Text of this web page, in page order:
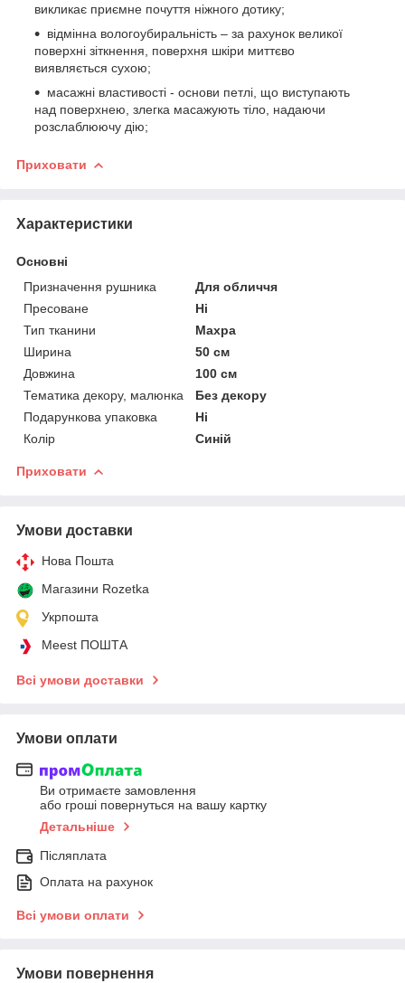
викликає приємне почуття ніжного дотику;
відмінна вологоубиральність – за рахунок великої
поверхні зіткнення, поверхня шкіри миттєво
виявляється сухою;
масажні властивості - основи петлі, що виступають
над поверхнею, злегка масажують тіло, надаючи
розслаблюючу дію;
Приховати
Характеристики
Основні
Призначення рушника
Для обличчя
Пресоване
Ні
Тип тканини
Махра
Ширина
50 см
Довжина
100 см
Тематика декору, малюнка
Без декору
Подарункова упаковка
Ні
Колір
Синій
Приховати
Умови доставки
Нова Пошта
Магазини Rozetka
Укрпошта
Meest ПОШТА
Всі умови доставки
Умови оплати
Ви отримаєте замовлення
або гроші повернуться на вашу картку
Детальніше
Післяплата
Оплата на рахунок
Всі умови оплати
Умови повернення